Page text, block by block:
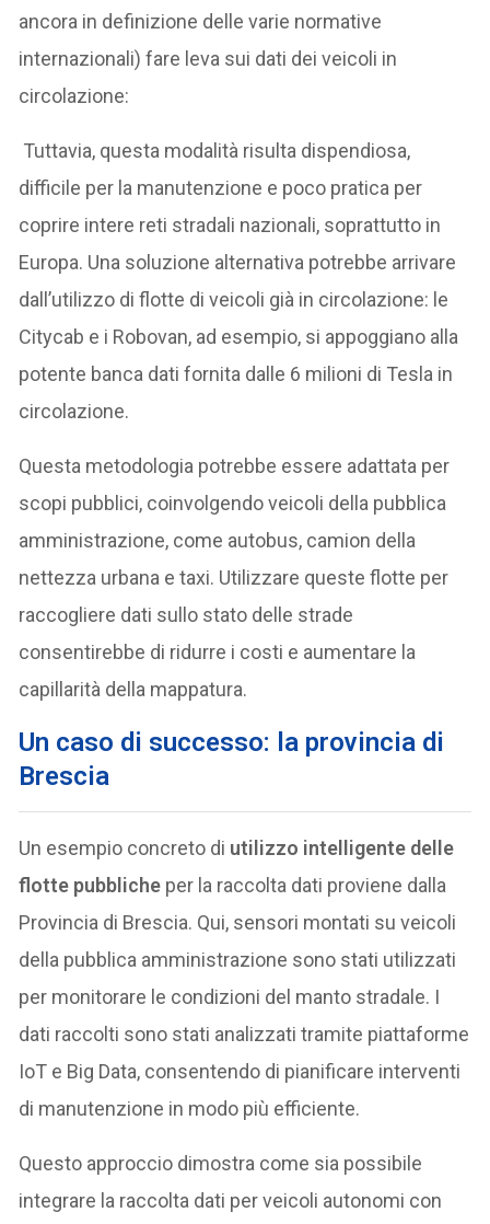
ancora in definizione delle varie normative
internazionali) fare leva sui dati dei veicoli in
circolazione:
Tuttavia, questa modalità risulta dispendiosa,
difficile per la manutenzione e poco pratica per
coprire intere reti stradali nazionali, soprattutto in
Europa. Una soluzione alternativa potrebbe arrivare
dall’utilizzo di flotte di veicoli già in circolazione: le
Citycab e i Robovan, ad esempio, si appoggiano alla
potente banca dati fornita dalle 6 milioni di Tesla in
circolazione.
Questa metodologia potrebbe essere adattata per
scopi pubblici, coinvolgendo veicoli della pubblica
amministrazione, come autobus, camion della
nettezza urbana e taxi. Utilizzare queste flotte per
raccogliere dati sullo stato delle strade
consentirebbe di ridurre i costi e aumentare la
capillarità della mappatura.
Un caso di successo: la provincia di
Brescia
Un esempio concreto di utilizzo intelligente delle
flotte pubbliche per la raccolta dati proviene dalla
Provincia di Brescia. Qui, sensori montati su veicoli
della pubblica amministrazione sono stati utilizzati
per monitorare le condizioni del manto stradale. I
dati raccolti sono stati analizzati tramite piattaforme
IoT e Big Data, consentendo di pianificare interventi
di manutenzione in modo più efficiente.
Questo approccio dimostra come sia possibile
integrare la raccolta dati per veicoli autonomi con